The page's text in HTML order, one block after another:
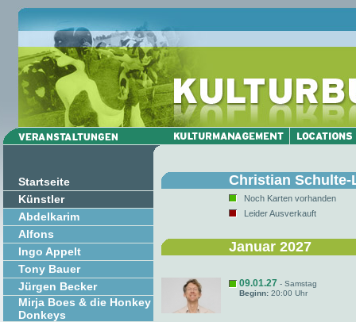
Startseite
Künstler
Abdelkarim
Alfons
Ingo Appelt
Tony Bauer
Jürgen Becker
Mirja Boes & die Honkey
Donkeys
Christian Schulte-
Noch Karten vorhanden
Leider Ausverkauft
Januar 2027
09.01.27 - Samstag
Beginn: 20:00 Uhr